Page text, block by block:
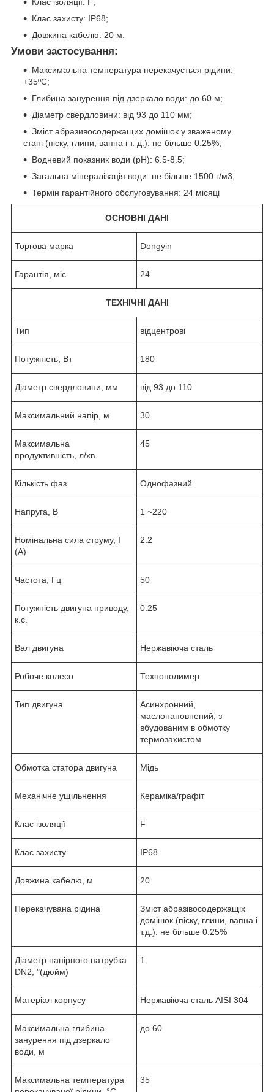
Клас захисту: IP68;
Довжина кабелю: 20 м.
Умови застосування:
Максимальна температура перекачується рідини:
+35ºС;
Глибина занурення під дзеркало води: до 60 м;
Діаметр свердловини: від 93 до 110 мм;
Зміст абразивосодержащих домішок у зваженому
стані (піску, глини, вапна і т. д.): не більше 0.25%;
Водневий показник води (рН): 6.5-8.5;
Загальна мінералізація води: не більше 1500 г/м3;
Термін гарантійного обслуговування: 24 місяці
ОСНОВНІ ДАНІ
Торгова марка Dongyin
Гарантія, міс 24
ТЕХНІЧНІ ДАНІ
Тип відцентрові
Потужність, Вт 180
Діаметр свердловини, мм від 93 до 110
Максимальний напір, м 30
Максимальна
продуктивність, л/хв
45
Кількість фаз Однофазний
Напруга, В 1 ~220
Номінальна сила струму, I
(А)
2.2
Частота, Гц 50
Потужність двигуна приводу,
к.с.
0.25
Вал двигуна Нержавіюча сталь
Робоче колесо Технополимер
Тип двигуна
Асинхронний,
маслонаповнений, з
вбудованим в обмотку
термозахистом
Обмотка статора двигуна Мідь
Механічне ущільнення Кераміка/графіт
Клас ізоляції F
Клас захисту IP68
Довжина кабелю, м 20
Перекачувана рідина
Зміст абразівосодержащіх
домішок (піску, глини, вапна і
т.д.): не більше 0.25%
Діаметр напірного патрубка
DN2, "(дюйм)
1
Матеріал корпусу Нержавіюча сталь AISI 304
Максимальна глибина
занурення під дзеркало
води, м
до 60
Максимальна температура
35